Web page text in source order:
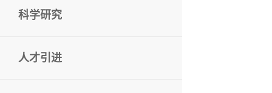
科学研究
人才引进